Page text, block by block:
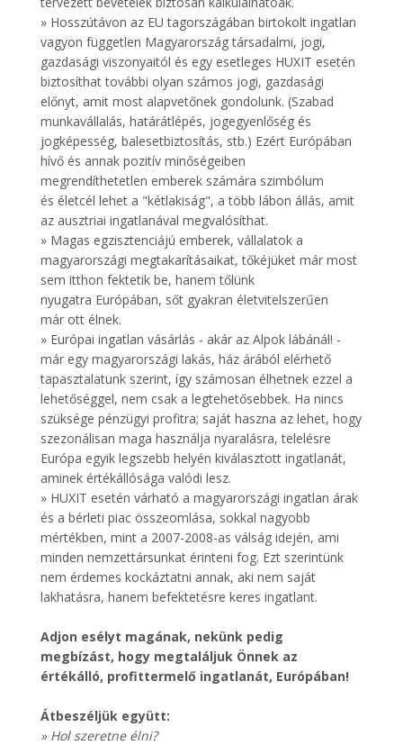
» Hosszútávon az EU tagországában birtokolt ingatlan
vagyon független Magyarország társadalmi, jogi,
gazdasági viszonyaitól és egy esetleges HUXIT esetén
biztosíthat további olyan számos jogi, gazdasági
előnyt, amit most alapvetőnek gondolunk. (Szabad
munkavállalás, határátlépés, jogegyenlőség és
jogképesség, balesetbiztosítás, stb.) Ezért Európában
hívő és annak pozitív minőségeiben
megrendíthetetlen emberek számára szimbólum
és életcél lehet a "kétlakiság", a több lábon állás, amit
az ausztriai ingatlanával megvalósíthat.
» Magas egzisztenciájú emberek, vállalatok a
magyarországi megtakarításaikat, tőkéjüket már most
sem itthon fektetik be, hanem tőlünk
nyugatra Európában, sőt gyakran életvitelszerűen
már ott élnek.
» Európai ingatlan vásárlás - akár az Alpok lábánál! -
már egy magyarországi lakás, ház árából elérhető
tapasztalatunk szerint, így számosan élhetnek ezzel a
lehetőséggel, nem csak a legtehetősebbek. Ha nincs
szüksége pénzügyi profitra; saját haszna az lehet, hogy
szezonálisan maga használja nyaralásra, telelésre
Európa egyik legszebb helyén kiválasztott ingatlanát,
aminek értékállósága valódi lesz.
» HUXIT esetén várható a magyarországi ingatlan árak
és a bérleti piac összeomlása, sokkal nagyobb
mértékben, mint a 2007-2008-as válság idején, ami
minden nemzettársunkat érinteni fog. Ezt szerintünk
nem érdemes kockáztatni annak, aki nem saját
lakhatásra, hanem befektetésre keres ingatlant.
Adjon esélyt magának, nekünk pedig
megbízást, hogy megtaláljuk Önnek az
értékálló, profittermelő ingatlanát, Európában!
Átbeszéljük együtt:
» Hol szeretne élni?